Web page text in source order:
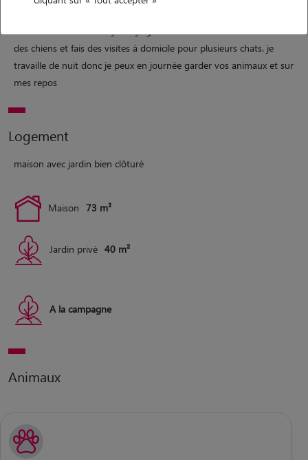
des chiens et fais des visites à domicile pour plusieurs chats. je
travaille de nuit donc je peux en journée garder vos animaux et sur
mes repos
Logement
maison avec jardin bien clôturé
Maison 73 m²
Jardin privé 40 m²
A la campagne
Animaux